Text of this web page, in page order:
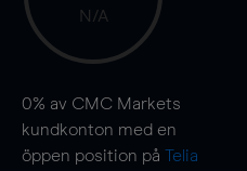
N/A
0% av CMC Markets
kundkonton med en
öppen position på Telia